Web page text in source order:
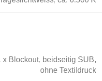
x Blockout, beidseitig SUB,
ohne Textildruck